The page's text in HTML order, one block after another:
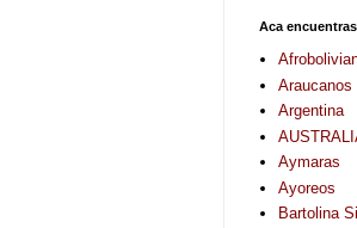
Aca encuentras
Araucanos
Argentina
Aymaras
Ayoreos
Bartolina